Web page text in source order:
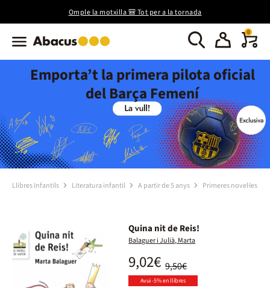
Omple la motxilla 🎒 Tot per a la tornada
0
Emporta’t la primera pilota oficial
del Barça Femení
Llibres Infantils Literatura infantil A partir de 5 anys Primeres novel·les
Quina nit de Reis!
Balaguer i Julià, Marta
9,50€
9,02€
Avui -5% en llibres